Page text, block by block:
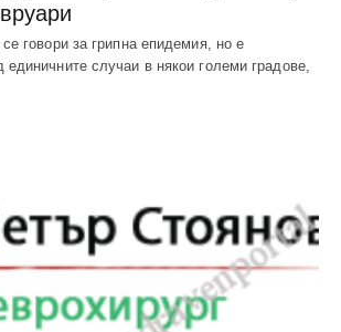
говори за грипна епидемия, но е
случаи в някои големи градове,